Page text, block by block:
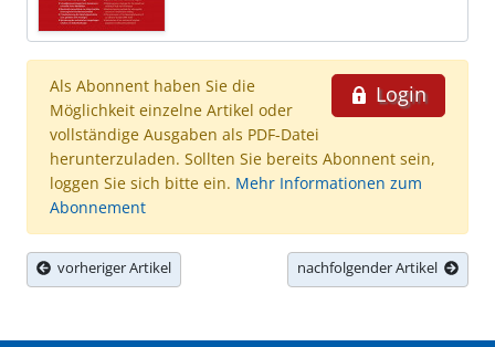
Login
Als Abonnent haben Sie die
Möglichkeit einzelne Artikel oder
vollständige Ausgaben als PDF-Datei
herunterzuladen. Sollten Sie bereits Abonnent sein,
loggen Sie sich bitte ein. Mehr Informationen zum
Abonnement
vorheriger Artikel nachfolgender Artikel